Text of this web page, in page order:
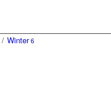
/ Winter6